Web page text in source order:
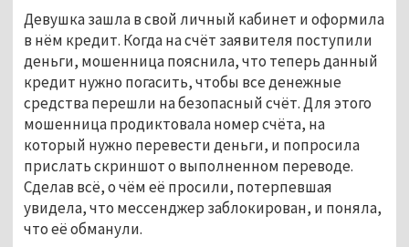
Девушка зашла в свой личный кабинет и оформила
в нём кредит. Когда на счёт заявителя поступили
деньги, мошенница пояснила, что теперь данный
кредит нужно погасить, чтобы все денежные
средства перешли на безопасный счёт. Для этого
мошенница продиктовала номер счёта, на
который нужно перевести деньги, и попросила
прислать скриншот о выполненном переводе.
Сделав всё, о чём её просили, потерпевшая
увидела, что мессенджер заблокирован, и поняла,
что её обманули.